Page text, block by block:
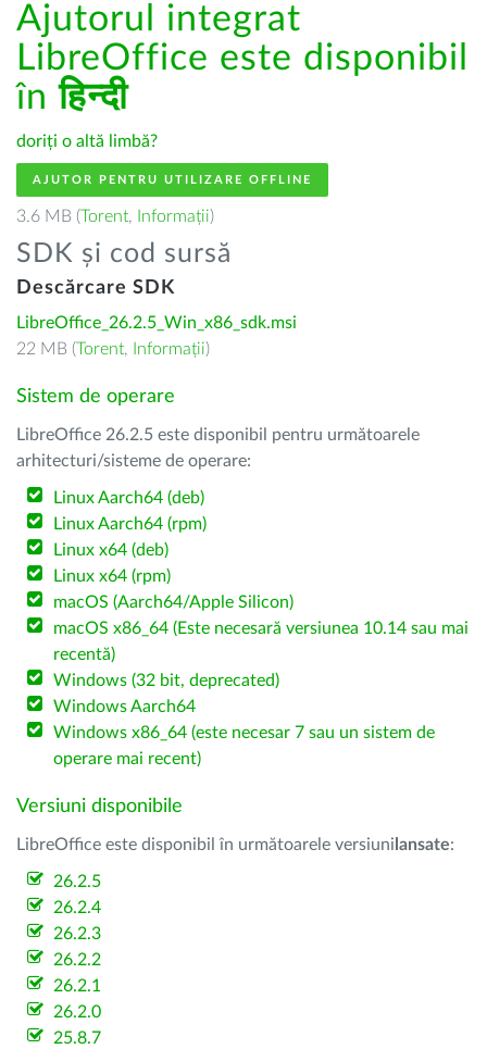
Ajutorul integrat
LibreOffice este disponibil
înहिन्दी
doriți o altă limbă?
AJUTOR PENTRU UTILIZARE OFFLINE
3.6 MB (Torent, Informații)
SDK și cod sursă
Descărcare SDK
LibreOffice_26.2.5_Win_x86_sdk.msi
22 MB (Torent, Informații)
Sistem de operare
LibreOffice 26.2.5 este disponibil pentru următoarele
arhitecturi/sisteme de operare:
Linux Aarch64 (deb)
Linux Aarch64 (rpm)
Linux x64 (deb)
Linux x64 (rpm)
macOS (Aarch64/Apple Silicon)
macOS x86_64 (Este necesară versiunea 10.14 sau mai
recentă)
Windows (32 bit, deprecated)
Windows Aarch64
Windows x86_64 (este necesar 7 sau un sistem de
operare mai recent)
Versiuni disponibile
LibreOffice este disponibil în următoarele versiuni lansate:
26.2.5
26.2.4
26.2.3
26.2.2
26.2.1
26.2.0
25.8.7